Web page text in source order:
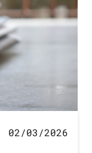
02/03/2026